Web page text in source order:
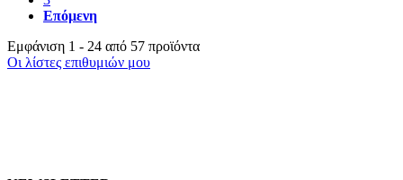
Επόμενη
Εμφάνιση 1 - 24 από 57 προϊόντα
Οι λίστες επιθυμιών μου